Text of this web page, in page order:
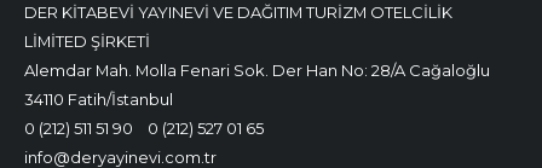
DER KİTABEVİ YAYINEVİ VE DAĞITIM TURİZM OTELCİLİK
LİMİTED ŞİRKETİ
Alemdar Mah. Molla Fenari Sok. Der Han No: 28/A Cağaloğlu
34110 Fatih/İstanbul
0 (212) 511 51 90
0 (212) 527 01 65
info@deryayinevi.com.tr